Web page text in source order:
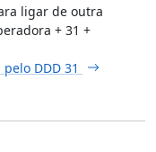
ligar de outra
+ 31 +
DDD 31